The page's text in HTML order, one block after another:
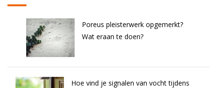
Poreus pleisterwerk opgemerkt?
Wat eraan te doen?
Hoe vind je signalen van vocht tijdens